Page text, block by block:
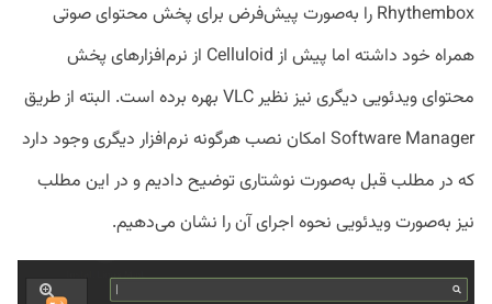
Rhythembox را به‌صورت پیش‌فرض برای پخش محتوای صوتی
همراه خود داشته اما پیش از Celluloid از نرم‌افزار‌های پخش
محتوای ویدئویی دیگری نیز نظیر VLC بهره برده است. البته از طریق
Software Manager امکان نصب هرگونه نرم‌افزار دیگری وجود دارد
که در مطلب قبل به‌صورت نوشتاری توضیح دادیم و در این مطلب
نیز به‌صورت ویدئویی نحوه اجرای آن را نشان می‌دهیم.